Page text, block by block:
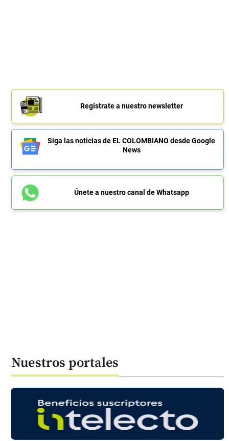
Regístrate a nuestro newsletter
Siga las noticias de EL COLOMBIANO desde Google
News
Únete a nuestro canal de Whatsapp
Nuestros portales